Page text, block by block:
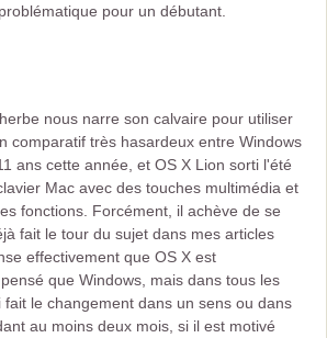
pour un débutant.
nous narre son calvaire pour utiliser
comparatif très hasardeux entre Windows
ans cette année, et OS X Lion sorti l'été
Mac avec des touches multimédia et
fonctions. Forcément, il achève de se
fait le tour du sujet dans mes articles
effectivement que OS X est
que Windows, mais dans tous les
le changement dans un sens ou dans
au moins deux mois, si il est motivé